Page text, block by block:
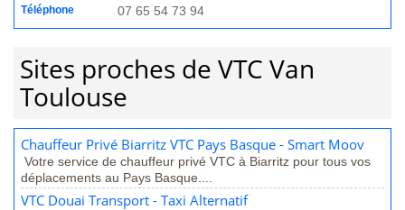
Téléphone 07 65 54 73 94
Sites proches de VTC Van
Toulouse
Chauffeur Privé Biarritz VTC Pays Basque - Smart Moov
Votre service de chauffeur privé VTC à Biarritz pour tous vos
déplacements au Pays Basque....
VTC Douai Transport - Taxi Alternatif